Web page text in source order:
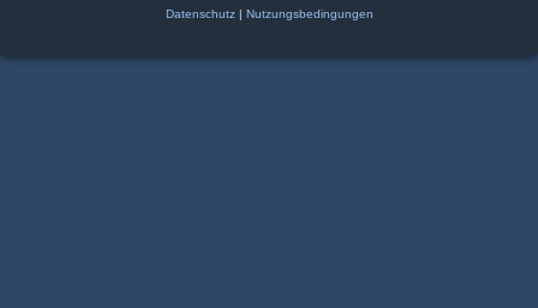
Datenschutz| Nutzungsbedingungen